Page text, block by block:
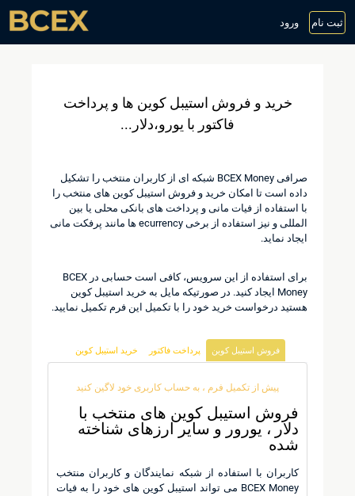
ورود ثبت نام
خرید و فروش استیبل کوین ها و پرداخت
فاکتور با یورو،دلار...
صرافی BCEX Money شبکه ای از کاربران منتخب را تشکیل
داده است تا امکان خرید و فروش استیبل کوین های منتخب را
با استفاده از فیات مانی و پرداخت های بانکی محلی یا بین
المللی و نیز استفاده از برخی ecurrency ها مانند پرفکت مانی
ایجاد نماید.
برای استفاده از این سرویس، کافی است حسابی در BCEX
Money ایجاد کنید. در صورتیکه مایل به خرید استیبل کوین
هستید درخواست خرید خود را با تکمیل این فرم تکمیل نمایید.
فروش استیبل کوین پرداخت فاکتور خرید استیبل کوین
پیش از تکمیل فرم ، به حساب کاربری خود لاگین کنید
فروش استیبل کوین های منتخب با
دلار ، یورور و سایر ارزهای شناخته
شده
کاربران با استفاده از شبکه نمایندگان و کاربران منتخب
BCEX Money می تواند استیبل کوین های خود را به فیات